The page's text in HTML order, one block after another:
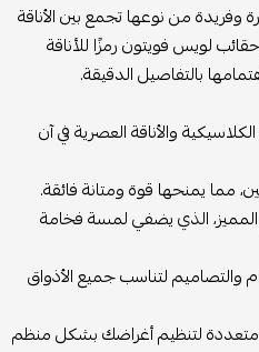
من نوعها تجمع بين الأناقة
لويس فويتون رمزًا للأناقة
بالتفاصيل الدقيقة.
والأناقة العصرية في آن
مما يمنحها قوة ومتانة فائقة.
المميز، الذي يضفي لمسة فخامة
لتناسب جميع الأذواق
لتنظيم أغراضك بشكل منظم